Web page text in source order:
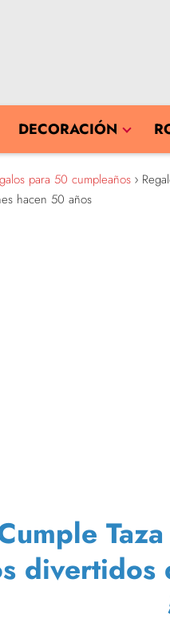
DECORACIÓN
para 50 cumpleaños
hacen 50 años
divertidos